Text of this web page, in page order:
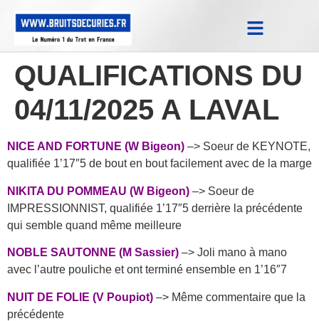
QUALIFICATIONS DU
04/11/2025 A LAVAL
NICE AND FORTUNE (W Bigeon) –> Soeur de KEYNOTE,
qualifiée 1’17″5 de bout en bout facilement avec de la marge
NIKITA DU POMMEAU (W Bigeon) –> Soeur de
IMPRESSIONNIST, qualifiée 1’17″5 derrière la précédente
qui semble quand même meilleure
NOBLE SAUTONNE (M Sassier) –> Joli mano à mano
avec l’autre pouliche et ont terminé ensemble en 1’16″7
NUIT DE FOLIE (V Poupiot) –> Même commentaire que la
précédente